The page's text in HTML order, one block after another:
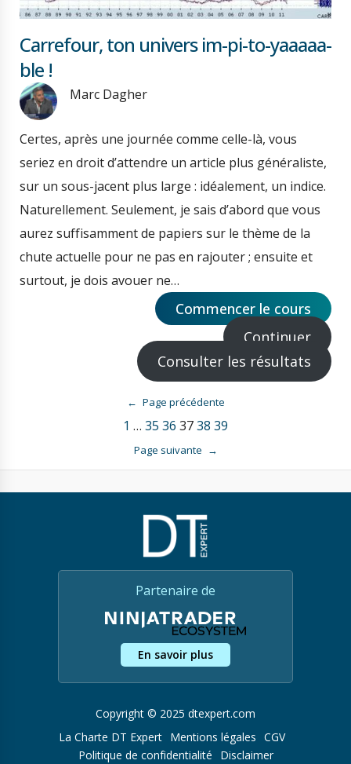
Carrefour, ton univers im-pi-to-yaaaaa-
ble !
Marc Dagher
Certes, après une journée comme celle-là, vous
seriez en droit d’attendre un article plus généraliste,
sur un sous-jacent plus large : idéalement, un indice.
Naturellement. Seulement, je sais d’abord que vous
aurez suffisamment de papiers sur le thème de la
chute actuelle pour ne pas en rajouter ; ensuite et
surtout, je dois avouer ne…
Commencer le cours
Continuer
Consulter les résultats
← Page précédente
1 … 35 36 3738 39
Page suivante →
Partenaire de
En savoir plus
Copyright © 2025 dtexpert.com
La Charte DT Expert
Mentions légales CGV
Politique de confidentialité
Disclaimer